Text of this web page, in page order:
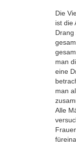
Die
ist die
Drang
man
eine
man
Alle